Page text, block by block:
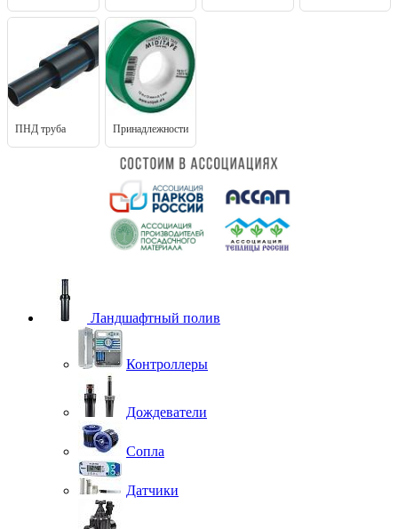
ПНД труба Принадлежности
Ландшафтный полив
Контроллеры
Дождеватели
Сопла
Датчики